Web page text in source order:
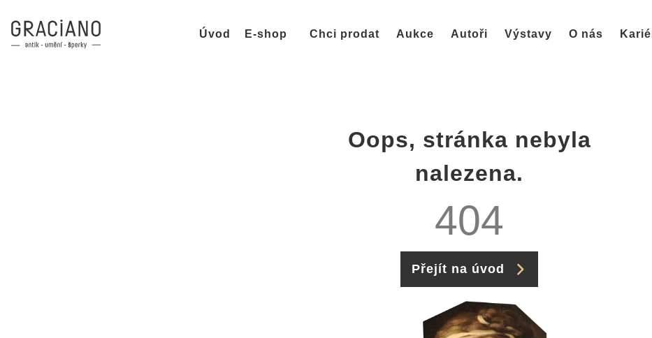
Úvod E-shop Chci prodat Aukce Autoři Výstavy O nás
Oops, stránka nebyla
nalezena.
404
Přejít na úvod